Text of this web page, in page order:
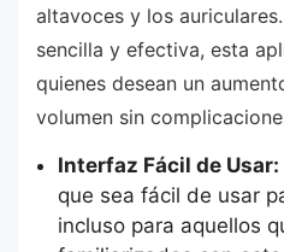
altavoces y los
sencilla y efectiva, esta
quienes desean un
volumen sin
Interfaz Fácil de Usar:
que sea fácil de usar
incluso para aquellos